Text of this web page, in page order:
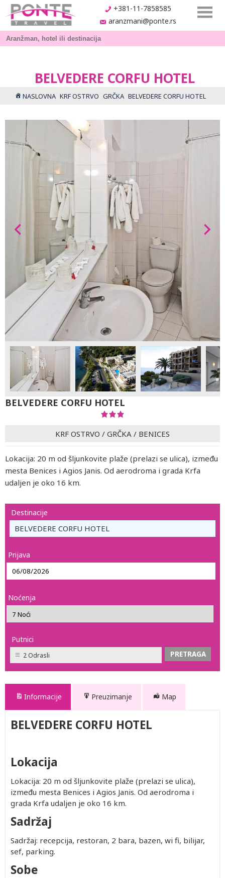
+381-11-7858585
aranzmani@ponte.rs
BELVEDERE CORFU HOTEL
NASLOVNA KRF OSTRVO GRČKA BELVEDERE CORFU HOTEL
BELVEDERE CORFU HOTEL
KRF OSTRVO / GRČKA / BENICES
Lokacija: 20 m od šljunkovite plaže (prelazi se ulica), između
mesta Benices i Agios Janis. Od aerodroma i grada Krfa
udaljen je oko 16 km.
Destinacije
BELVEDERE CORFU HOTEL
Prijava
Noćenja
Putnici
2 Odrasli
Informacije Preuzimanje Map
BELVEDERE CORFU HOTEL
Lokacija
Lokacija: 20 m od šljunkovite plaže (prelazi se ulica),
između mesta Benices i Agios Janis. Od aerodroma i
grada Krfa udaljen je oko 16 km.
Sadržaj
Sadržaj: recepcija, restoran, 2 bara, bazen, wi fi, bilijar,
sef, parking.
Sobe